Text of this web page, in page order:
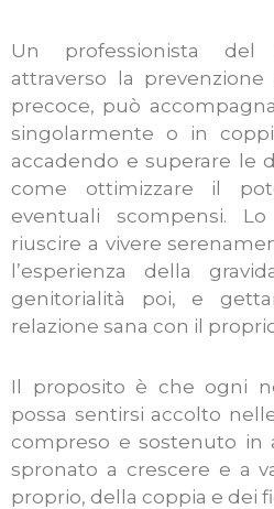
Un professionista del
attraverso la
precoce, può
singolarmente o in
accadendo e superare le
come ottimizzare il
eventuali scompensi.
riuscire a vivere
l’esperienza della
genitorialità poi, e
relazione sana con il
Il proposito è che ogni
possa sentirsi accolto
compreso e sostenuto in
spronato a crescere e a
proprio, della coppia e dei